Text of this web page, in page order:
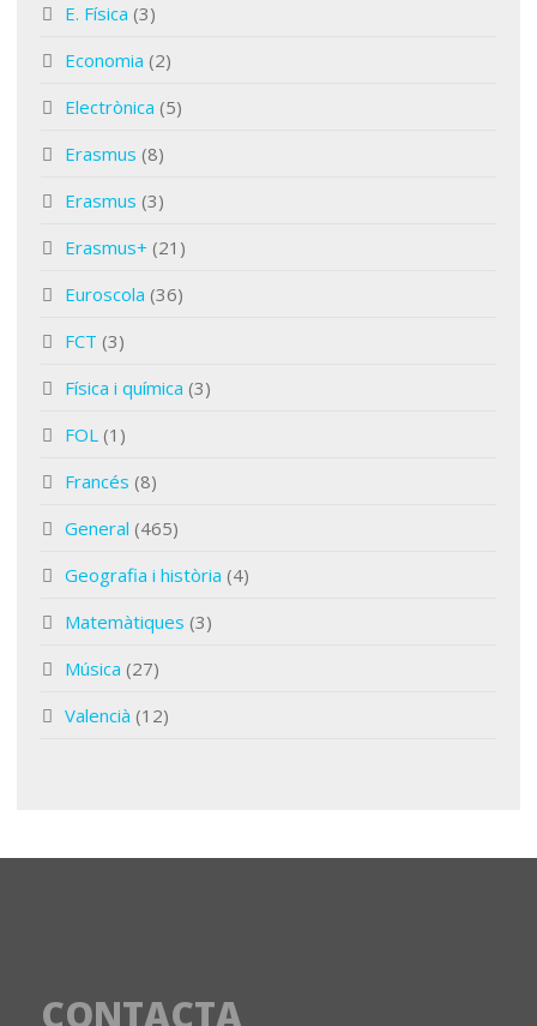
E. Física (3)
Economia (2)
Electrònica (5)
Erasmus (8)
Erasmus (3)
Erasmus+ (21)
Euroscola (36)
FCT (3)
Física i química (3)
FOL (1)
Francés (8)
General (465)
Geografia i història (4)
Matemàtiques (3)
Música (27)
Valencià (12)
CONTACTA